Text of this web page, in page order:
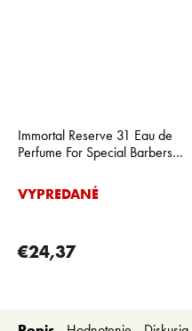
Immortal Reserve 31 Eau de
Perfume For Special Barbers
VYPREDANÉ
€24,37